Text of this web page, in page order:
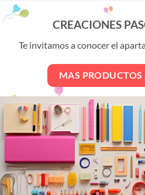
CREACIONES
Te invitamos a conocer el
MAS